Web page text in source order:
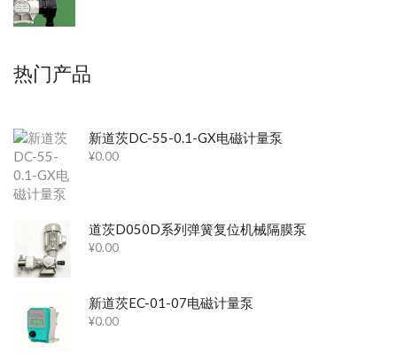
热门产品
新道茨DC-55-0.1-GX电磁计量泵
¥0.00
道茨D050D系列弹簧复位机械隔膜泵
¥0.00
新道茨EC-01-07电磁计量泵
¥0.00